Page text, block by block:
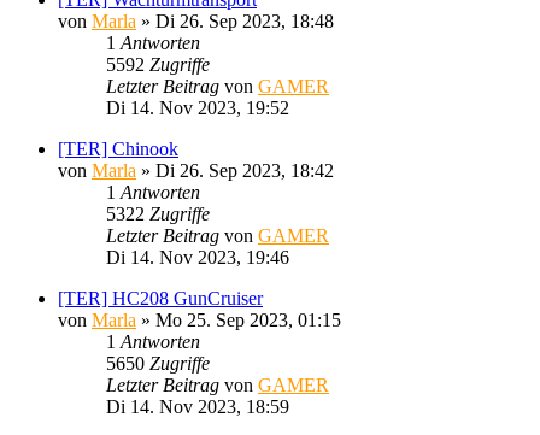
von Marla » Di 26. Sep 2023, 18:48
1 Antworten
5592 Zugriffe
Letzter Beitrag von GAMER
Di 14. Nov 2023, 19:52
[TER] Chinook
von Marla » Di 26. Sep 2023, 18:42
1 Antworten
5322 Zugriffe
Letzter Beitrag von GAMER
Di 14. Nov 2023, 19:46
[TER] HC208 GunCruiser
von Marla » Mo 25. Sep 2023, 01:15
1 Antworten
5650 Zugriffe
Letzter Beitrag von GAMER
Di 14. Nov 2023, 18:59